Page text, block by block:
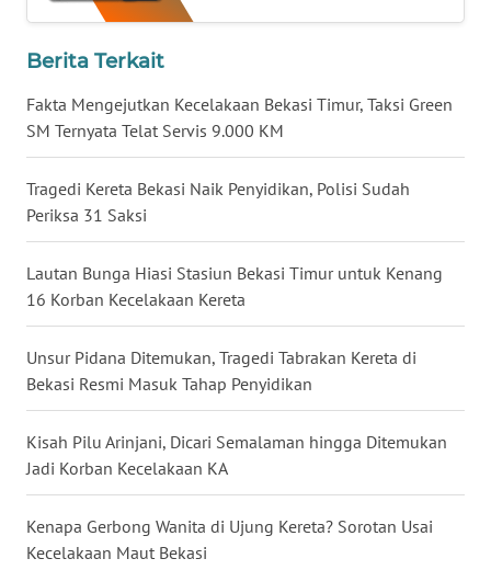
Berita Terkait
Fakta Mengejutkan Kecelakaan Bekasi Timur, Taksi Green
SM Ternyata Telat Servis 9.000 KM
Tragedi Kereta Bekasi Naik Penyidikan, Polisi Sudah
Periksa 31 Saksi
Lautan Bunga Hiasi Stasiun Bekasi Timur untuk Kenang
16 Korban Kecelakaan Kereta
Unsur Pidana Ditemukan, Tragedi Tabrakan Kereta di
Bekasi Resmi Masuk Tahap Penyidikan
Kisah Pilu Arinjani, Dicari Semalaman hingga Ditemukan
Jadi Korban Kecelakaan KA
Kenapa Gerbong Wanita di Ujung Kereta? Sorotan Usai
Kecelakaan Maut Bekasi
BABEL
WN
SUMBAR
WN
SUMSEL
WN
BENGKULU
WN
LAMPUNG
WN
JATENG
WN
NUSANTARA